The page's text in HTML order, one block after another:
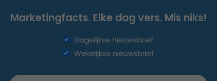
Marketingfacts. Elke dag vers. Mis niks!
Dagelijkse nieuwsbrief
Wekelijkse nieuwsbrief